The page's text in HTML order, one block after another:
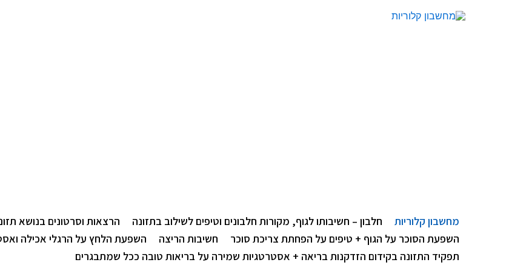
מחשבון קלוריות חלבון – חשיבותו לגוף, מקורות חלבונים וטיפים לשילוב בתזונה
הרצאות וסרטונים בנושא
השפעת הסוכר על הגוף + טיפים על הפחתת צריכת סוכר
חשיבות הריצה
השפעת הלחץ על הרגלי אכילה
תפקיד התזונה בקידום הזדקנות בריאה + אסטרטגיות שמירה על בריאות טובה ככל שמתבגרים